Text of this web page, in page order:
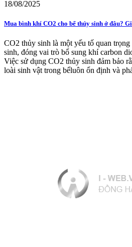
18/08/2025
Mua bình khí CO2 cho bể thủy sinh ở đâu?
CO2 thủy sinh là một yếu tố quan
sinh, đóng vai trò bổ sung khí carbon
Việc sử dụng CO2 thủy sinh đảm bảo
loài sinh vật trong bểluôn ổn định và